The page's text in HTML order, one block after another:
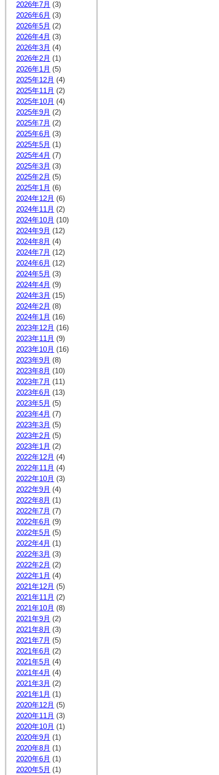
2026年7月 (3)
2026年6月 (3)
2026年5月 (2)
2026年4月 (3)
2026年3月 (4)
2026年2月 (1)
2026年1月 (5)
2025年12月 (4)
2025年11月 (2)
2025年10月 (4)
2025年9月 (2)
2025年7月 (2)
2025年6月 (3)
2025年5月 (1)
2025年4月 (7)
2025年3月 (3)
2025年2月 (5)
2025年1月 (6)
2024年12月 (6)
2024年11月 (2)
2024年10月 (10)
2024年9月 (12)
2024年8月 (4)
2024年7月 (12)
2024年6月 (12)
2024年5月 (3)
2024年4月 (9)
2024年3月 (15)
2024年2月 (8)
2024年1月 (16)
2023年12月 (16)
2023年11月 (9)
2023年10月 (16)
2023年9月 (8)
2023年8月 (10)
2023年7月 (11)
2023年6月 (13)
2023年5月 (5)
2023年4月 (7)
2023年3月 (5)
2023年2月 (5)
2023年1月 (2)
2022年12月 (4)
2022年11月 (4)
2022年10月 (3)
2022年9月 (4)
2022年8月 (1)
2022年7月 (7)
2022年6月 (9)
2022年5月 (5)
2022年4月 (1)
2022年3月 (3)
2022年2月 (2)
2022年1月 (4)
2021年12月 (5)
2021年11月 (2)
2021年10月 (8)
2021年9月 (2)
2021年8月 (3)
2021年7月 (5)
2021年6月 (2)
2021年5月 (4)
2021年4月 (4)
2021年3月 (2)
2021年1月 (1)
2020年12月 (5)
2020年11月 (3)
2020年10月 (1)
2020年9月 (1)
2020年8月 (1)
2020年6月 (1)
2020年5月 (1)